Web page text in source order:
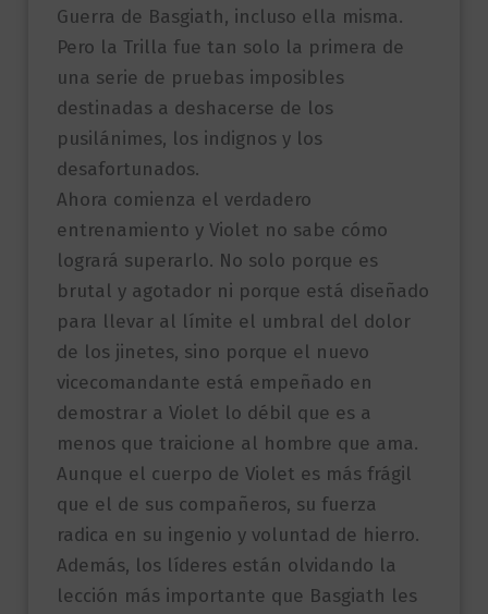
Guerra de Basgiath, incluso ella misma.
Pero la Trilla fue tan solo la primera de
una serie de pruebas imposibles
destinadas a deshacerse de los
pusilánimes, los indignos y los
desafortunados.
Ahora comienza el verdadero
entrenamiento y Violet no sabe cómo
logrará superarlo. No solo porque es
brutal y agotador ni porque está diseñado
para llevar al límite el umbral del dolor
de los jinetes, sino porque el nuevo
vicecomandante está empeñado en
demostrar a Violet lo débil que es a
menos que traicione al hombre que ama.
Aunque el cuerpo de Violet es más frágil
que el de sus compañeros, su fuerza
radica en su ingenio y voluntad de hierro.
Además, los líderes están olvidando la
lección más importante que Basgiath les